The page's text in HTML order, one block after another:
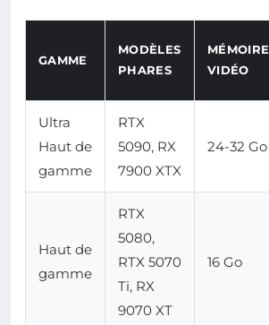
GAMME
MODÈLES
PHARES
MÉMOIRE
VIDÉO
Ultra
Haut de
gamme
RTX
5090, RX
7900 XTX
24-32 Go
Haut de
gamme
RTX
5080,
RTX 5070
Ti, RX
9070 XT
16 Go